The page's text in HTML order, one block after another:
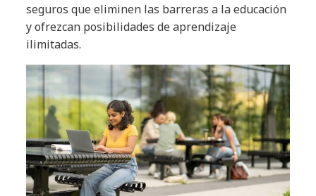
seguros que eliminen las barreras a la educación
y ofrezcan posibilidades de aprendizaje
ilimitadas.